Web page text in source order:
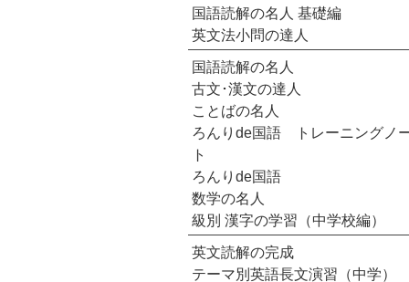
国語読解の名人 基礎編
英文法小問の達人
国語読解の名人
古文･漢文の達人
ことばの名人
ろんりde国語 トレーニングノ
ト
ろんりde国語
数学の名人
級別 漢字の学習（中学校編）
英文読解の完成
テーマ別英語長文演習（中学）